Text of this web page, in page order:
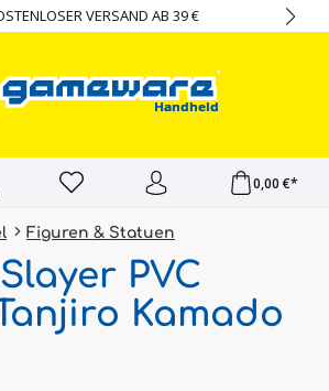
VERSAND AB 39 €
0,00 €*
Figuren & Statuen
PVC
Kamado